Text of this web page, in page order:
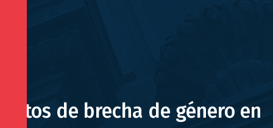
de brecha de género en